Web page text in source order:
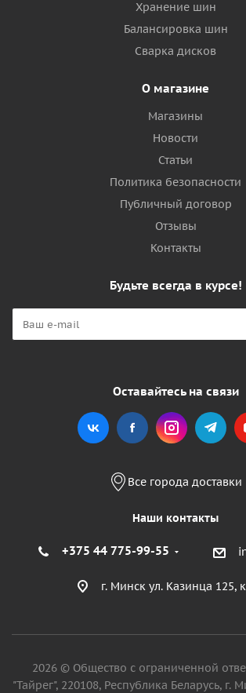
Хранение шин
Балансировка шин
Сварка дисков
О магазине
Магазины
Новости
Статьи
Политика безопасности
Публичный договор
Отзывы
Контакты
Будьте всегда в курсе!
Оставайтесь на связи
Все города доставки
Наши контакты
+375 44 775-99-55
г. Минск ул. Казинца 125,
2026 © Общество с ограниченной
"Тайрег", 220108, Республика Беларусь, г.